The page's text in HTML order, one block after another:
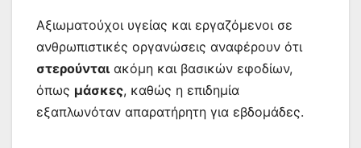
Αξιωματούχοι υγείας και εργαζόμενοι σε
ανθρωπιστικές οργανώσεις αναφέρουν ότι
στερούνται ακόμη και βασικών εφοδίων,
όπως μάσκες, καθώς η επιδημία
εξαπλωνόταν απαρατήρητη για εβδομάδες.